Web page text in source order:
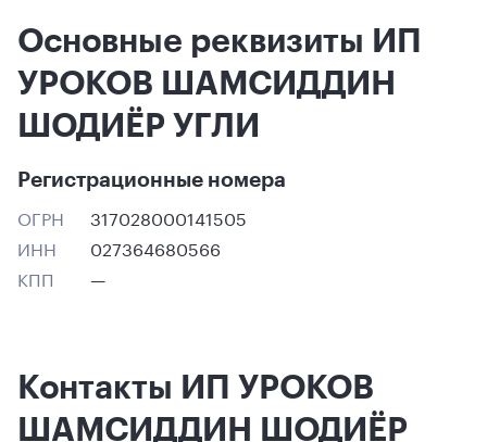
Основные реквизиты ИП
УРОКОВ ШАМСИДДИН
ШОДИЁР УГЛИ
Регистрационные номера
ОГРН
317028000141505
ИНН
027364680566
КПП
—
Контакты ИП УРОКОВ
ШАМСИДДИН ШОДИЁР